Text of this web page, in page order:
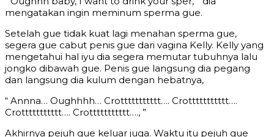
mengatakan ingin meminum sperma gue.
Setelah gue tidak kuat lagi menahan sperma gue,
segera gue cabut penis gue dari vagina Kelly. Kelly yang
mengetahui hal iyu dia segera memutar tubuhnya lalu
jongko dibawah gue. Penis gue langsung dia pegang
dan langsung dia kulum dengan hebatnya,
“ Annna… Oughhhh… Crottttttttttt…. Crottttttttttt….
Crottttttttttt…. Crottttttttttt…., ”
Akhirnya pejuh gue keluar juga. Waktu itu pejuh gue